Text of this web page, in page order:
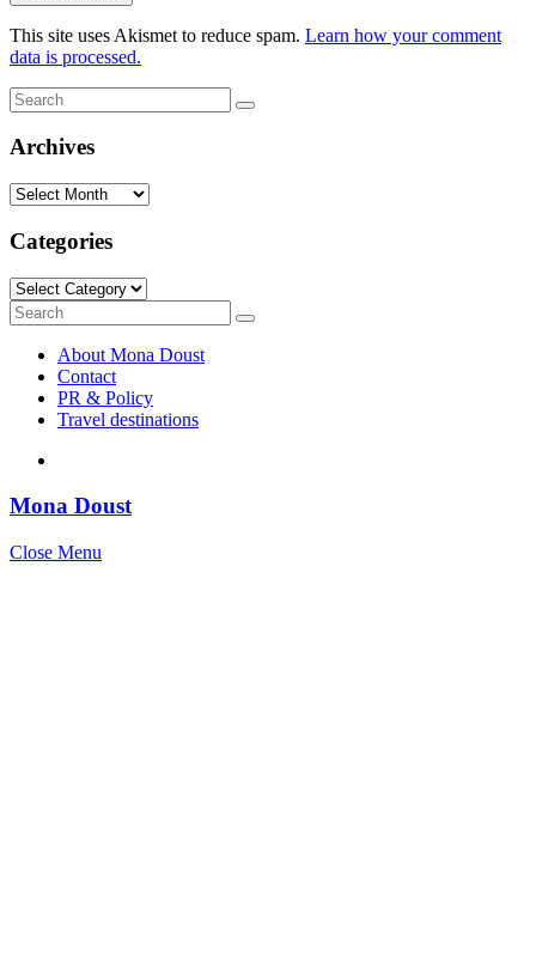
This site uses Akismet to reduce spam. Learn how your comment
data is processed.
Search
for:
Search
Archives
Archives
Categories
Categories
Search
for:
Search
About Mona Doust
Contact
PR & Policy
Travel destinations
Mona Doust
Close Menu